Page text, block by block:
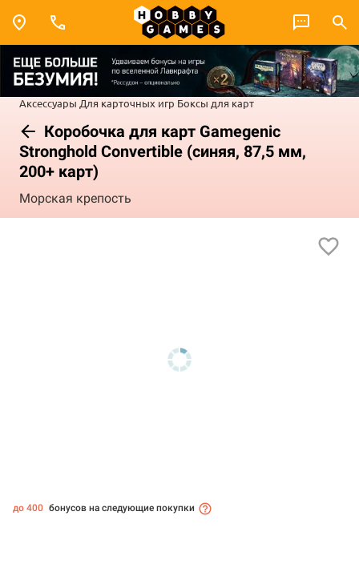
Аксессуары Для карточных игр Боксы для карт
Коробочка для карт Gamegenic
Stronghold Convertible (синяя, 87,5 мм,
200+ карт)
Морская крепость
до 400 бонусов на следующие покупки